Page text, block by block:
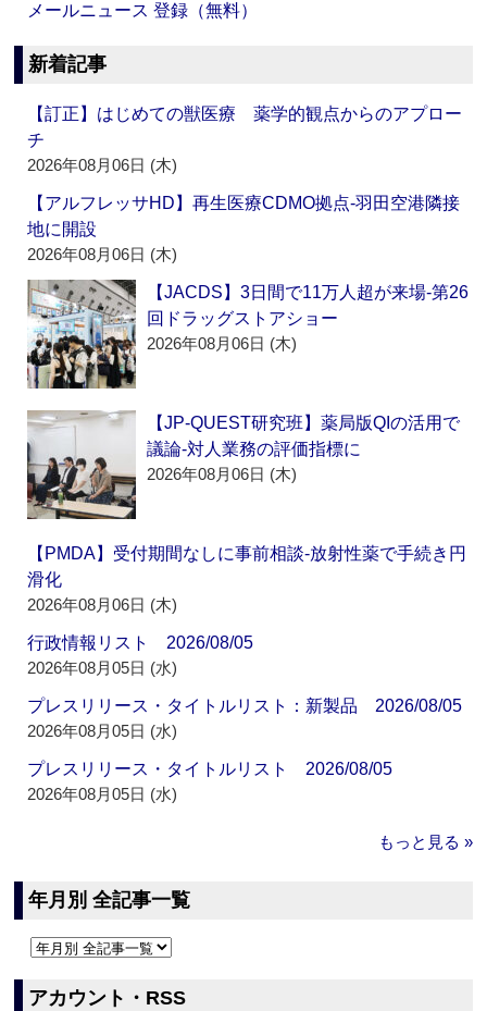
メールニュース 登録（無料）
新着記事
【訂正】はじめての獣医療 薬学的観点からのアプロー
チ
2026年08月06日 (木)
【アルフレッサHD】再生医療CDMO拠点‐羽田空港隣接
地に開設
2026年08月06日 (木)
【JACDS】3日間で11万人超が来場‐第26
回ドラッグストアショー
2026年08月06日 (木)
【JP-QUEST研究班】薬局版QIの活用で
議論‐対人業務の評価指標に
2026年08月06日 (木)
【PMDA】受付期間なしに事前相談‐放射性薬で手続き円
滑化
2026年08月06日 (木)
行政情報リスト 2026/08/05
2026年08月05日 (水)
プレスリリース・タイトルリスト：新製品 2026/08/05
2026年08月05日 (水)
プレスリリース・タイトルリスト 2026/08/05
2026年08月05日 (水)
もっと見る »
年月別 全記事一覧
アカウント・RSS